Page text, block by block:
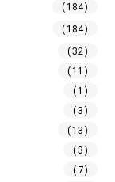
(184)
(184)
(32)
(11)
(1)
(3)
(13)
(3)
(7)